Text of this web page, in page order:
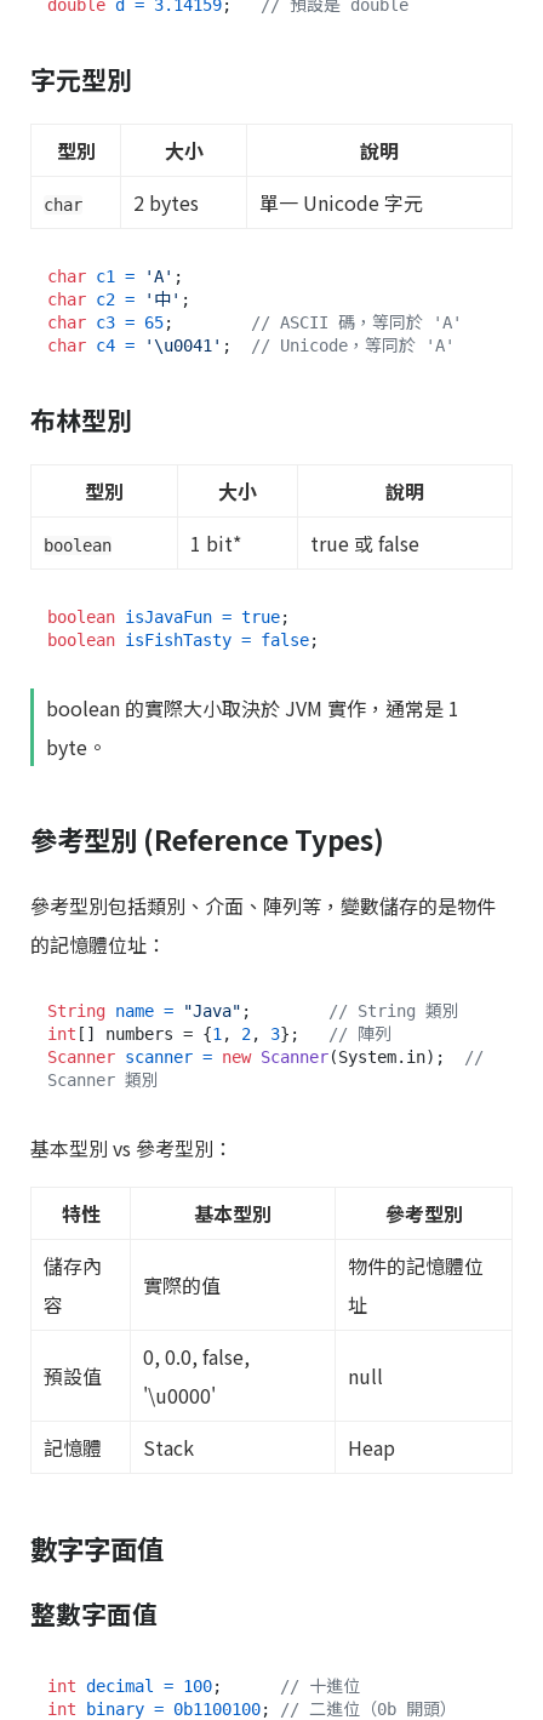
double d = 3.14159; // 預設是 double
字元型別
型別 大小 說明
char 2 bytes 單一 Unicode 字元
char c1 = 'A'
char c2 = '中'
char c3 = 65;
// ASCII 碼，等同於 'A'
char c4 = '\u0041' ; // Unicode，等同於 'A'
布林型別
型別 大小 說明
boolean 1 bit* true 或 false
boolean isJavaFun = true
boolean isFishTasty = false
boolean 的實際大小取決於 JVM 實作，通常是 1
byte。
參考型別 (Reference Types)
參考型別包括類別、介面、陣列等，變數儲存的是物件
的記憶體位址：
String name = "Java" ;
// String 類別
int [] numbers = {1 , 2, 3};
// 陣列
Scanner scanner = new Scanner(System.in);
//
Scanner 類別
基本型別 vs 參考型別：
特性 基本型別
參考型別
儲存內
容
實際的值
物件的記憶體位
址
預設值
0, 0.0, false,
'\u0000'
null
記憶體 Stack Heap
數字字面值
整數字面值
int decimal = 100;
// 十進位
int
binary = 0b1100100;
// 二進位（0b 開頭）